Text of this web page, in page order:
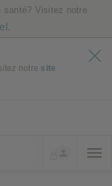
santé? Visitez notre
notre site